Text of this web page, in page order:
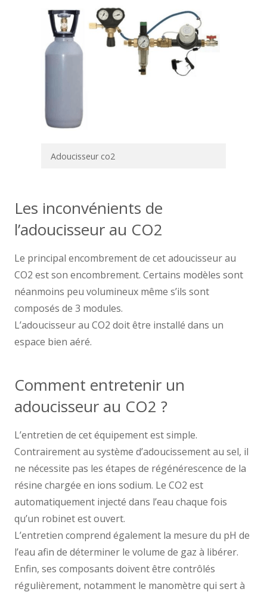
Adoucisseur co2
Les inconvénients de
l’adoucisseur au CO2
Le principal encombrement de cet adoucisseur au
CO2 est son encombrement. Certains modèles sont
néanmoins peu volumineux même s’ils sont
composés de 3 modules.
L’adoucisseur au CO2 doit être installé dans un
espace bien aéré.
Comment entretenir un
adoucisseur au CO2 ?
L’entretien de cet équipement est simple.
Contrairement au système d’adoucissement au sel, il
ne nécessite pas les étapes de régénérescence de la
résine chargée en ions sodium. Le CO2 est
automatiquement injecté dans l’eau chaque fois
qu’un robinet est ouvert.
L’entretien comprend également la mesure du pH de
l’eau afin de déterminer le volume de gaz à libérer.
Enfin, ses composants doivent être contrôlés
régulièrement, notamment le manomètre qui sert à